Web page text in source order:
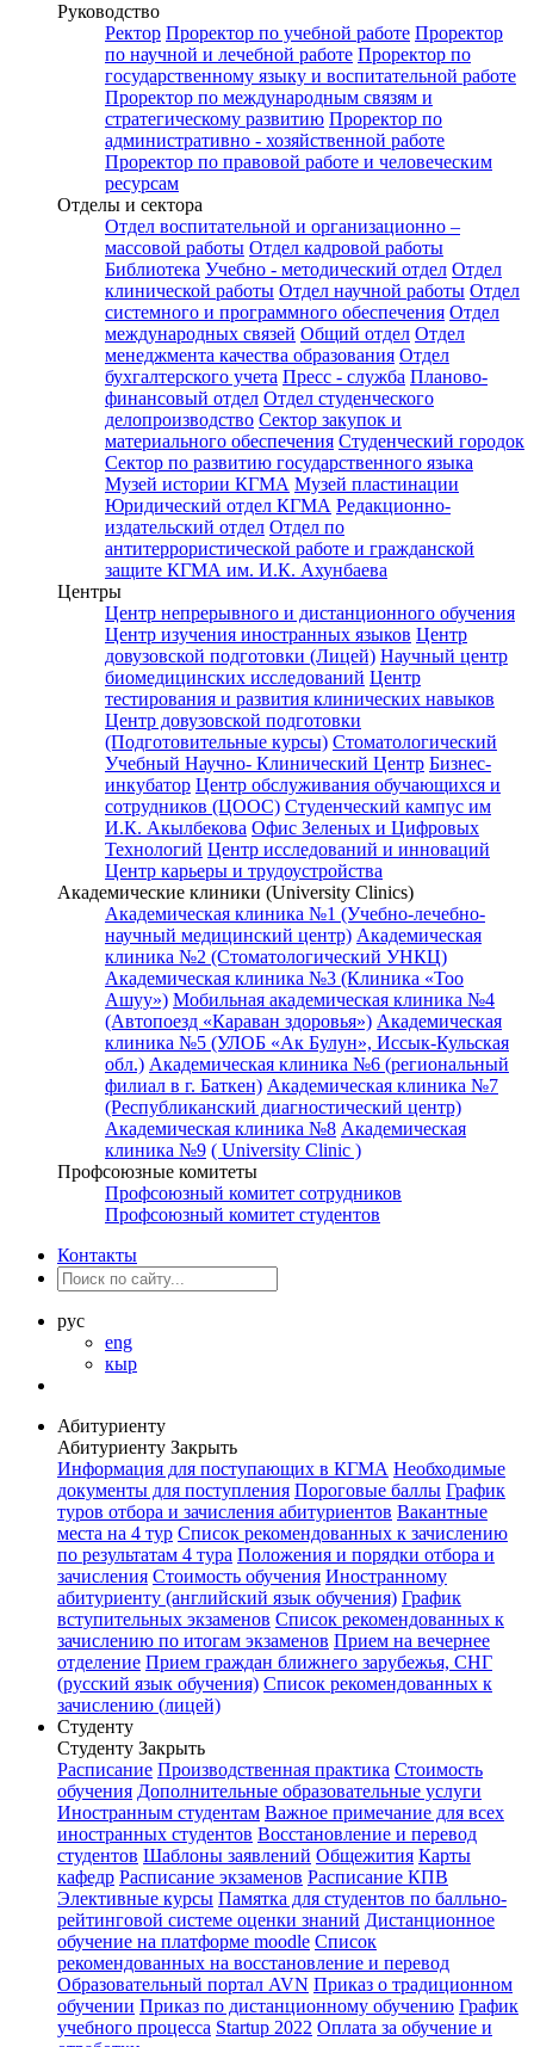
Руководство
Ректор Проректор по учебной работе Проректор
по научной и лечебной работе Проректор по
государственному языку и воспитательной работе
Проректор по международным связям и
стратегическому развитию Проректор по
административно - хозяйственной работе
Проректор по правовой работе и человеческим
ресурсам
Отделы и сектора
Отдел воспитательной и организационно –
массовой работы Отдел кадровой работы
Библиотека Учебно - методический отдел Отдел
клинической работы Отдел научной работы Отдел
системного и программного обеспечения Отдел
международных связей Общий отдел Отдел
менеджмента качества образования Отдел
бухгалтерского учета Пресс - служба Планово-
финансовый отдел Отдел студенческого
делопроизводство Сектор закупок и
материального обеспечения Студенческий городок
Сектор по развитию государственного языка
Музей истории КГМА Музей пластинации
Юридический отдел КГМА Редакционно-
издательский отдел Отдел по
антитеррористической работе и гражданской
защите КГМА им. И.К. Ахунбаева
Центры
Центр непрерывного и дистанционного обучения
Центр изучения иностранных языков Центр
довузовской подготовки (Лицей) Научный центр
биомедицинских исследований Центр
тестирования и развития клинических навыков
Центр довузовской подготовки
(Подготовительные курсы) Стоматологический
Учебный Научно- Клинический Центр Бизнес-
инкубатор Центр обслуживания обучающихся и
сотрудников (ЦООС) Студенческий кампус им
И.К. Акылбекова Офис Зеленых и Цифровых
Технологий Центр исследований и инноваций
Центр карьеры и трудоустройства
Академические клиники (University Clinics)
Академическая клиника №1 (Учебно-лечебно-
научный медицинский центр) Академическая
клиника №2 (Стоматологический УНКЦ)
Академическая клиника №3 (Клиника «Тоо
Ашуу») Мобильная академическая клиника №4
(Автопоезд «Караван здоровья») Академическая
клиника №5 (УЛОБ «Ак Булун», Иссык-Кульская
обл.) Академическая клиника №6 (региональный
филиал в г. Баткен) Академическая клиника №7
(Республиканский диагностический центр)
Академическая клиника №8 Академическая
клиника №9 ( University Clinic )
Профсоюзные комитеты
Профсоюзный комитет сотрудников
Профсоюзный комитет студентов
Контакты
рус
eng
кыр
Абитуриенту
Абитуриенту Закрыть
Информация для поступающих в КГМА Необходимые
документы для поступления Пороговые баллы График
туров отбора и зачисления абитуриентов Вакантные
места на 4 тур Список рекомендованных к зачислению
по результатам 4 тура Положения и порядки отбора и
зачисления Стоимость обучения Иностранному
абитуриенту (английский язык обучения) График
вступительных экзаменов Список рекомендованных к
зачислению по итогам экзаменов Прием на вечернее
отделение Прием граждан ближнего зарубежья, СНГ
(русский язык обучения) Список рекомендованных к
зачислению (лицей)
Студенту
Студенту Закрыть
Расписание Производственная практика Стоимость
обучения Дополнительные образовательные услуги
Иностранным студентам Важное примечание для всех
иностранных студентов Восстановление и перевод
студентов Шаблоны заявлений Общежития Карты
кафедр Расписание экзаменов Расписание КПВ
Элективные курсы Памятка для студентов по балльно-
рейтинговой системе оценки знаний Дистанционное
обучение на платформе moodle Список
рекомендованных на восстановление и перевод
Образовательный портал AVN Приказ о традиционном
обучении Приказ по дистанционному обучению График
учебного процесса Startup 2022 Оплата за обучение и